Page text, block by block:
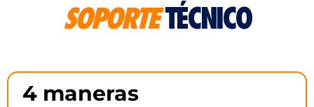
SOPORTETÉCNICO
4 maneras